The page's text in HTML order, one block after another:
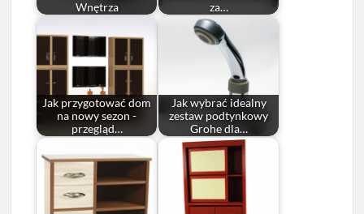
Wnętrza
za…
Jak przygotować dom
na nowy sezon -
przegląd…
Jak wybrać idealny
zestaw podtynkowy
Grohe dla…